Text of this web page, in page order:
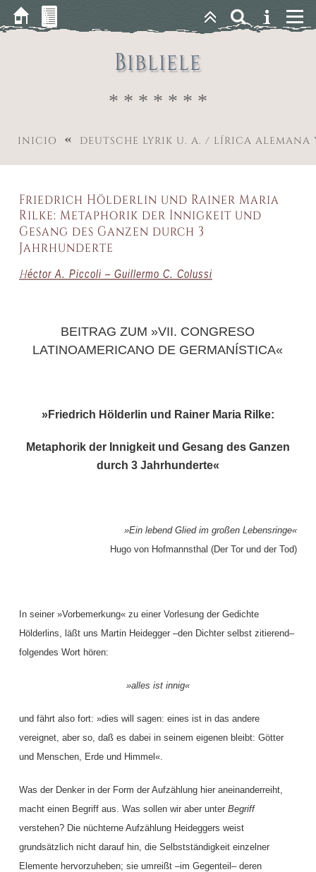
Bibliele
* * * * * * *
INICIO « DEUTSCHE LYRIK U. A. / LÍRICA ALEMANA
Friedrich Hölderlin und Rainer Maria
Rilke: Metaphorik der Innigkeit und
Gesang des Ganzen durch 3
Jahrhunderte
Héctor A. Piccoli – Guillermo C. Colussi
BEITRAG ZUM »VII. CONGRESO
LATINOAMERICANO DE GERMANÍSTICA«
»Friedrich Hölderlin und Rainer Maria Rilke:
Metaphorik der Innigkeit und Gesang des Ganzen
durch 3 Jahrhunderte«
»Ein lebend Glied im großen Lebensringe«
Hugo von Hofmannsthal (Der Tor und der Tod)
In seiner »Vorbemerkung« zu einer Vorlesung der Gedichte
Hölderlins, läßt uns Martin Heidegger –den Dichter selbst zitierend–
folgendes Wort hören:
»alles ist innig«
und fährt also fort: »dies will sagen: eines ist in das andere
vereignet, aber so, daß es dabei in seinem eigenen bleibt: Götter
und Menschen, Erde und Himmel«.
Was der Denker in der Form der Aufzählung hier aneinanderreiht,
macht einen Begriff aus. Was sollen wir aber unter Begriff
verstehen? Die nüchterne Aufzählung Heideggers weist
grundsätzlich nicht darauf hin, die Selbstständigkeit einzelner
Elemente hervorzuheben; sie umreißt –im Gegenteil– deren